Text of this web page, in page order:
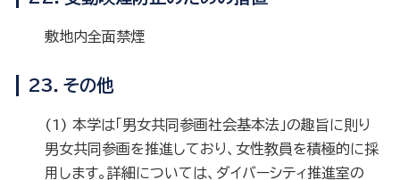
敷地内全面禁煙
23．その他
(1) 本学は「男女共同参画社会基本法」の趣旨に則り
男女共同参画を推進しており、女性教員を積極的に採
用します。詳細については、ダイバーシティ推進室の